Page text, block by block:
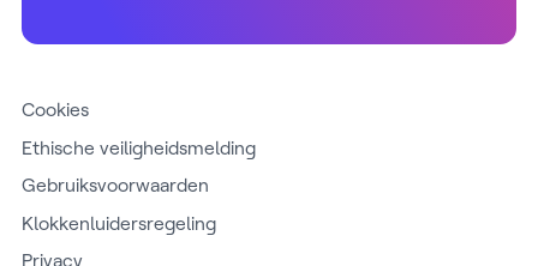
Cookies
Ethische veiligheidsmelding
Gebruiksvoorwaarden
Klokkenluidersregeling
Privacy